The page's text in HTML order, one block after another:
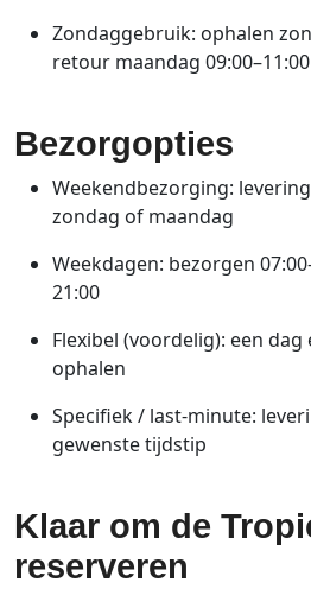
Zondaggebruik: ophalen
retour maandag 09:00–11:00
Bezorgopties
Weekendbezorging:
zondag of maandag
Weekdagen: bezorgen
21:00
Flexibel (voordelig): een
ophalen
Specifiek / last‑minute:
gewenste tijdstip
Klaar om de
reserveren